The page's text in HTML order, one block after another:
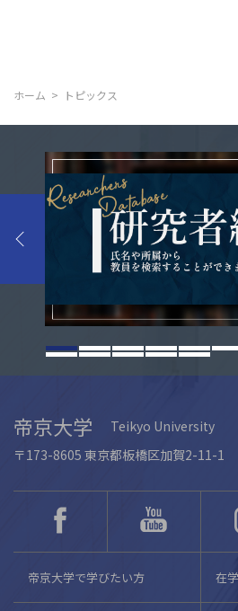
ホーム トピックス
帝京大学
Teikyo University
〒173-8605 東京都板橋区加賀2-11-1
帝京大学で学びたい方 在